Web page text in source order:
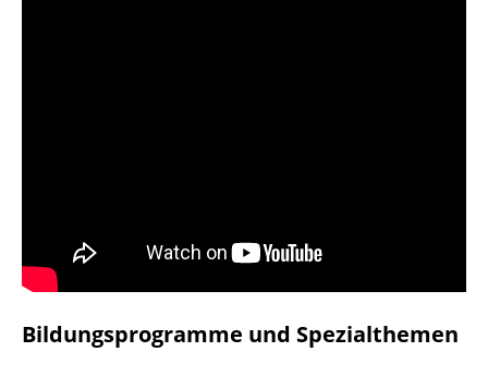
Bildungsprogramme und Spezialthemen